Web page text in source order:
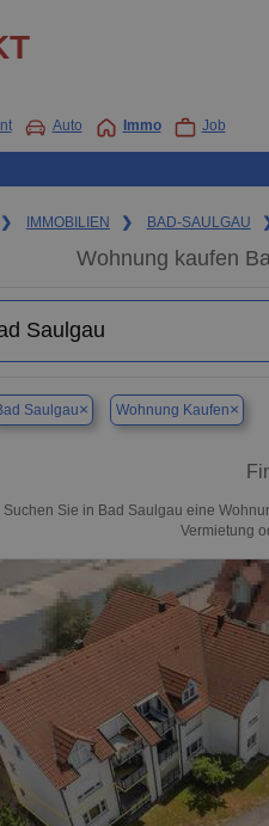
Auto Immo Job
❯ IMMOBILIEN ❯ BAD-SAULGAU
Wohnung kaufen
Saulgau× Wohnung Kaufen×
Suchen Sie in Bad Saulgau eine
Vermietung